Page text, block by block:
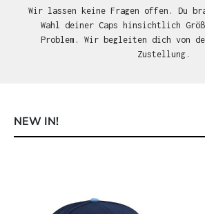
Wir lassen keine Fragen offen. Du
Wahl deiner Caps hinsichtlich
Problem. Wir begleiten dich von
Zustellung.
NEW IN!